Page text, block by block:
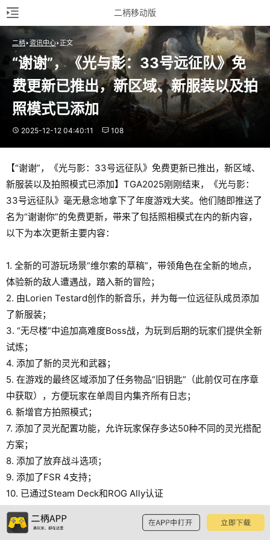
二柄移动版
二柄 资讯中心 正文
“谢谢”，《光与影：33号远征队》免
费更新已推出，新区域、新服装以及拍
照模式已添加
2025-12-12 04:40:11 108
【“谢谢”，《光与影：33号远征队》免费更新已推出，新区域、
新服装以及拍照模式已添加】TGA2025刚刚结束，《光与影：
33号远征队》毫无悬念地拿下了年度游戏大奖。他们随即推送了
名为“谢谢你”的免费更新，带来了包括照相模式在内的新内容，
以下为本次更新主要内容：
1. 全新的可游玩场景“维尔索的草稿”，带领角色在全新的地点，
体验新的敌人遭遇战，踏入新的冒险；
2. 由Lorien Testard创作的新音乐，并为每一位远征队成员添加
了新服装；
3. “无尽楼”中追加高难度Boss战，为玩到后期的玩家们提供全新
试炼；
4. 添加了新的灵光和武器；
5. 在游戏的最终区域添加了任务物品“旧钥匙”（此前仅可在序章
中获取），方便玩家在单周目内集齐所有日志；
6. 新增官方拍照模式；
7. 添加了灵光配置功能，允许玩家保存多达50种不同的灵光搭配
方案；
8. 添加了放弃战斗选项；
9. 添加了FSR 4支持；
10. 已通过Steam Deck和ROG Ally认证